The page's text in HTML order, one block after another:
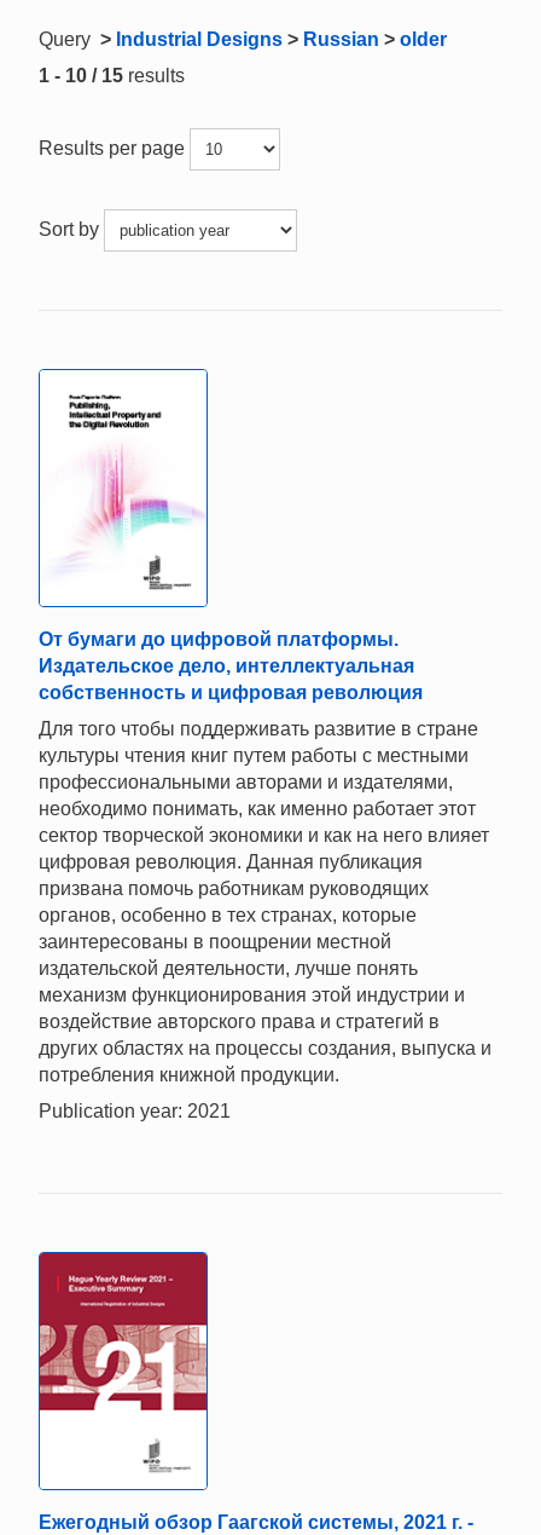
Query > Industrial Designs > Russian > older
1 - 10 / 15 results
Results per page
Sort by
От бумаги до цифровой платформы.
Издательское дело, интеллектуальная
собственность и цифровая революция
Для того чтобы поддерживать развитие в стране
культуры чтения книг путем работы с местными
профессиональными авторами и издателями,
необходимо понимать, как именно работает этот
сектор творческой экономики и как на него влияет
цифровая революция. Данная публикация
призвана помочь работникам руководящих
органов, особенно в тех странах, которые
заинтересованы в поощрении местной
издательской деятельности, лучше понять
механизм функционирования этой индустрии и
воздействие авторского права и стратегий в
других областях на процессы создания, выпуска и
потребления книжной продукции.
Publication year: 2021
Ежегодный обзор Гаагской системы, 2021 г. -